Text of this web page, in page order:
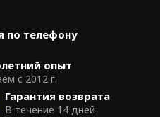
по телефону
опыт
с 2012 г.
Гарантия возврата
В течение 14 дней